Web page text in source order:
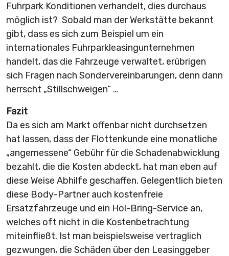
Fuhrpark Konditionen verhandelt, dies durchaus
möglich ist? Sobald man der Werkstätte bekannt
gibt, dass es sich zum Beispiel um ein
internationales Fuhrparkleasingunternehmen
handelt, das die Fahrzeuge verwaltet, erübrigen
sich Fragen nach Sondervereinbarungen, denn dann
herrscht „Stillschweigen“ …
Fazit
Da es sich am Markt offenbar nicht durchsetzen
hat lassen, dass der Flottenkunde eine monatliche
„angemessene“ Gebühr für die Schadenabwicklung
bezahlt, die die Kosten abdeckt, hat man eben auf
diese Weise Abhilfe geschaffen. Gelegentlich bieten
diese Body-Partner auch kostenfreie
Ersatzfahrzeuge und ein Hol-Bring-Service an,
welches oft nicht in die Kostenbetrachtung
miteinfließt. Ist man beispielsweise vertraglich
gezwungen, die Schäden über den Leasinggeber